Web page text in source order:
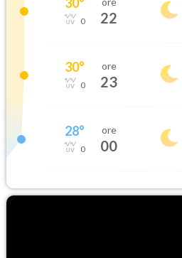
0 22
30°
0
ore
23
28°
0
ore
00